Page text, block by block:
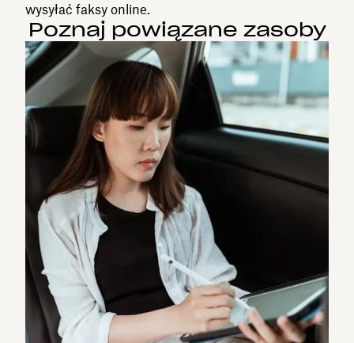
wysyłać faksy online.
Poznaj powiązane zasoby